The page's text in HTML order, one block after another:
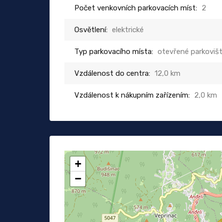
Počet venkovních parkovacích míst: 2
Osvětlení: elektrické
Typ parkovacího místa: otevřené
Vzdálenost do centra: 12,0 km
Vzdálenost k nákupním zařízením: 2,0 km
+
−